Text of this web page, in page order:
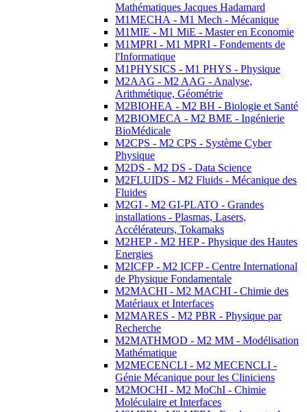
Mathématiques Jacques Hadamard
M1MECHA - M1 Mech - Mécanique
M1MIE - M1 MiE - Master en Economie
M1MPRI - M1 MPRI - Fondements de
l'Informatique
M1PHYSICS - M1 PHYS - Physique
M2AAG - M2 AAG - Analyse,
Arithmétique, Géométrie
M2BIOHEA - M2 BH - Biologie et Santé
M2BIOMECA - M2 BME - Ingénierie
BioMédicale
M2CPS - M2 CPS - Système Cyber
Physique
M2DS - M2 DS - Data Science
M2FLUIDS - M2 Fluids - Mécanique des
Fluides
M2GI - M2 GI-PLATO - Grandes
installations - Plasmas, Lasers,
Accélérateurs, Tokamaks
M2HEP - M2 HEP - Physique des Hautes
Energies
M2ICFP - M2 ICFP - Centre International
de Physique Fondamentale
M2MACHI - M2 MACHI - Chimie des
Matériaux et Interfaces
M2MARES - M2 PBR - Physique par
Recherche
M2MATHMOD - M2 MM - Modélisation
Mathématique
M2MECENCLI - M2 MECENCLI -
Génie Mécanique pour les Cliniciens
M2MOCHI - M2 MoChI - Chimie
Moléculaire et Interfaces